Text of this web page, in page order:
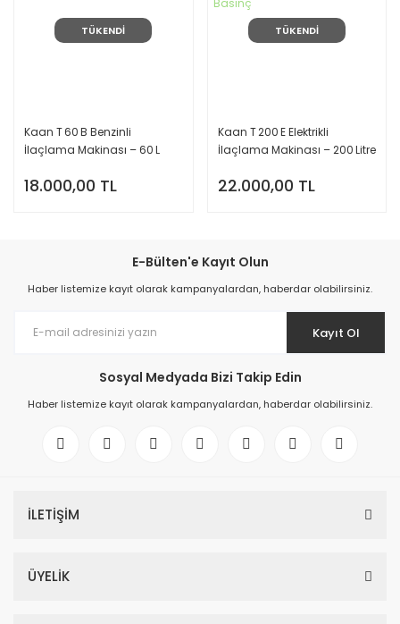
TÜKENDİ
Kaan T 60 B Benzinli
İlaçlama Makinası – 60 L
Basınç
18.000,00 TL
TÜKENDİ
Kaan T 200 E Elektrikli
İlaçlama Makinası – 200 Litre
Basınç
22.000,00 TL
E-Bülten'e Kayıt Olun
Haber listemize kayıt olarak kampanyalardan, haberdar olabilirsiniz.
Kayıt Ol
Sosyal Medyada Bizi Takip Edin
Haber listemize kayıt olarak kampanyalardan, haberdar olabilirsiniz.
İLETİŞİM
ÜYELİK